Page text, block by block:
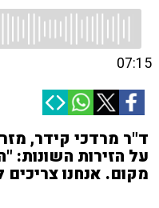
07:15
ד"ר מרדכי קידר,
על הזירות השונות:
מקום. אנחנו צריכים